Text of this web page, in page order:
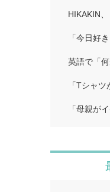
HIKAKIN
「今日好
英語で「
「Tシャ
「母親が